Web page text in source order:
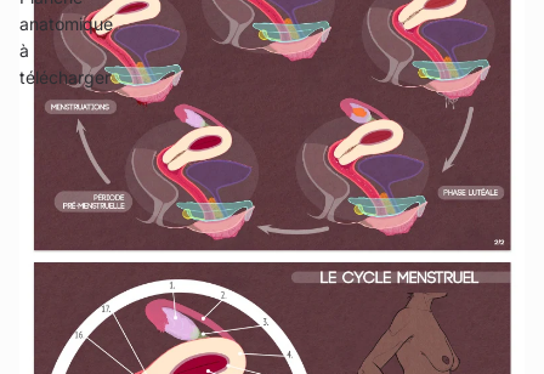
anatomique
à
télécharger